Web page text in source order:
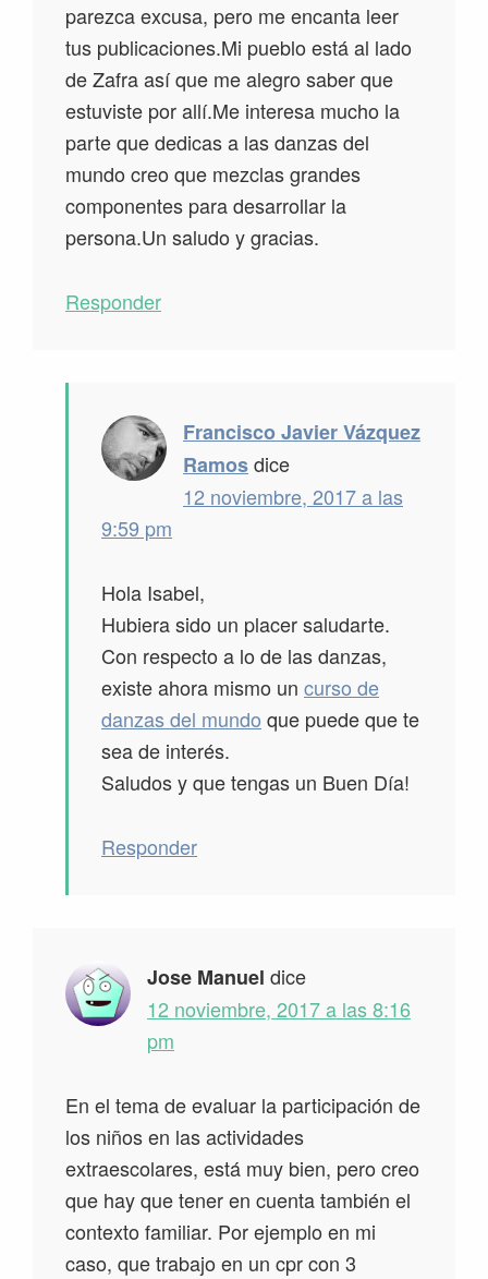
parezca excusa, pero me encanta leer
tus publicaciones.Mi pueblo está al lado
de Zafra así que me alegro saber que
estuviste por allí.Me interesa mucho la
parte que dedicas a las danzas del
mundo creo que mezclas grandes
componentes para desarrollar la
persona.Un saludo y gracias.
Responder
Francisco Javier Vázquez
Ramosdice
12 noviembre, 2017 a las
9:59 pm
Hola Isabel,
Hubiera sido un placer saludarte.
Con respecto a lo de las danzas,
existe ahora mismo un curso de
danzas del mundo que puede que te
sea de interés.
Saludos y que tengas un Buen Día!
Responder
Jose Manuel dice
12 noviembre, 2017 a las 8:16
pm
En el tema de evaluar la participación de
los niños en las actividades
extraescolares, está muy bien, pero creo
que hay que tener en cuenta también el
contexto familiar. Por ejemplo en mi
caso, que trabajo en un cpr con 3